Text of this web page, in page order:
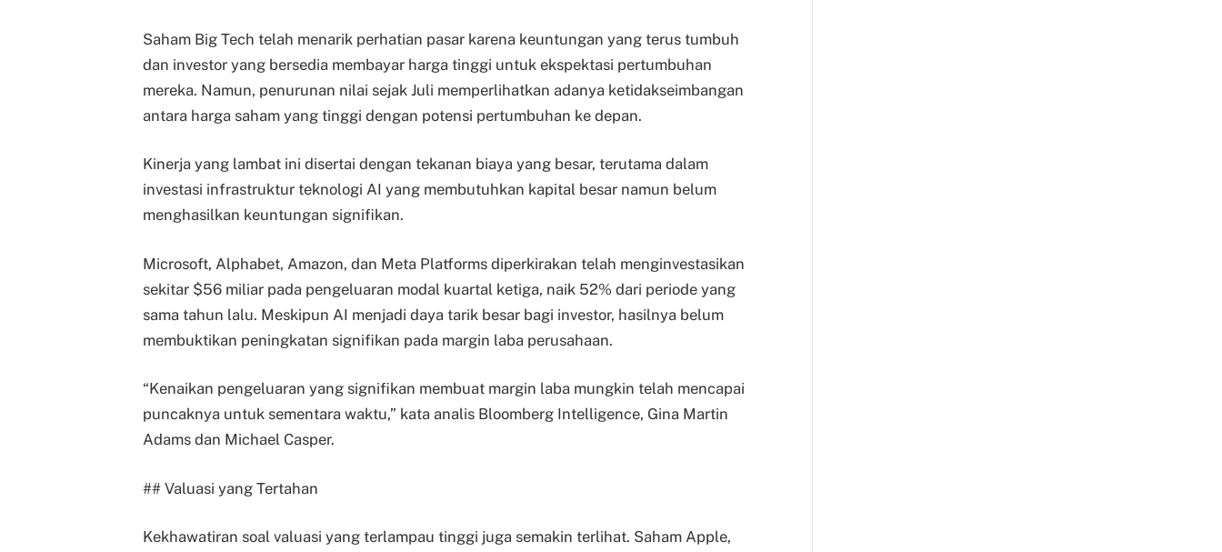
Saham Big Tech telah menarik perhatian pasar karena keuntungan yang terus tumbuh
dan investor yang bersedia membayar harga tinggi untuk ekspektasi pertumbuhan
mereka. Namun, penurunan nilai sejak Juli memperlihatkan adanya ketidakseimbangan
antara harga saham yang tinggi dengan potensi pertumbuhan ke depan.
Kinerja yang lambat ini disertai dengan tekanan biaya yang besar, terutama dalam
investasi infrastruktur teknologi AI yang membutuhkan kapital besar namun belum
menghasilkan keuntungan signifikan.
Microsoft, Alphabet, Amazon, dan Meta Platforms diperkirakan telah menginvestasikan
sekitar $56 miliar pada pengeluaran modal kuartal ketiga, naik 52% dari periode yang
sama tahun lalu. Meskipun AI menjadi daya tarik besar bagi investor, hasilnya belum
membuktikan peningkatan signifikan pada margin laba perusahaan.
“Kenaikan pengeluaran yang signifikan membuat margin laba mungkin telah mencapai
puncaknya untuk sementara waktu,” kata analis Bloomberg Intelligence, Gina Martin
Adams dan Michael Casper.
## Valuasi yang Tertahan
Kekhawatiran soal valuasi yang terlampau tinggi juga semakin terlihat. Saham Apple,